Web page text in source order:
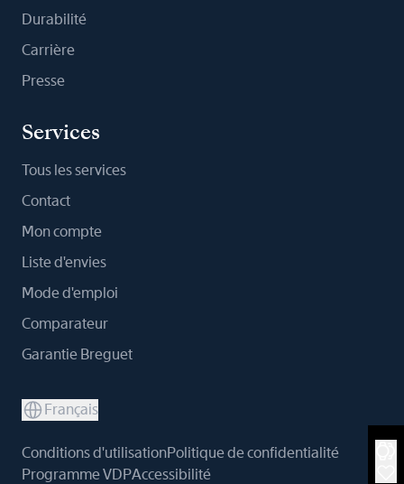
Durabilité
Carrière
Presse
Services
Tous les services
Contact
Mon compte
Liste d'envies
Mode d'emploi
Comparateur
Garantie Breguet
Français
Conditions d'utilisationPolitique de confidentialité
Programme VDPAccessibilité